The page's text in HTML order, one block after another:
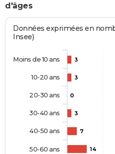
d'âges
Données exprimées en
Insee)
3
3
0
3
7
14
Moins de 10 ans
10-20 ans
20-30 ans
30-40 ans
40-50 ans
50-60 ans